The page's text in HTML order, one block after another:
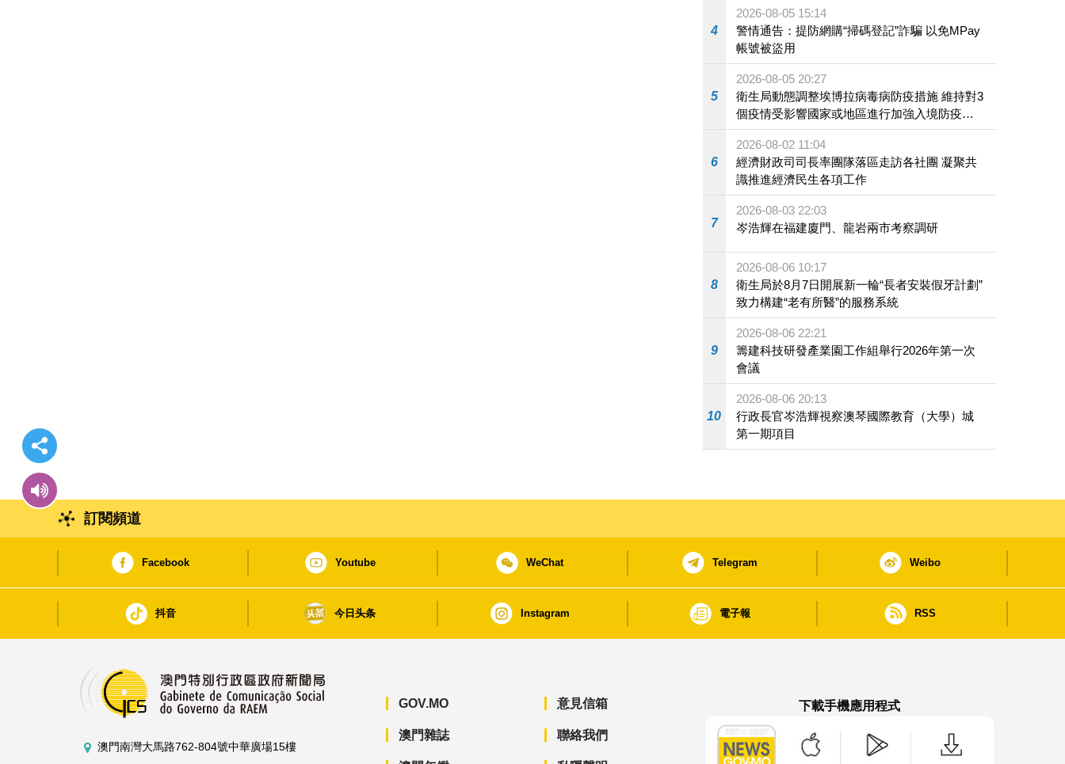
4
2026-08-05 15:14
警情通告：提防網購“掃碼登記”詐騙 以免MPay
帳號被盜用
5
2026-08-05 20:27
衛生局動態調整埃博拉病毒病防疫措施 維持對3
個疫情受影響國家或地區進行加強入境防疫措
施
6
2026-08-02 11:04
經濟財政司司長率團隊落區走訪各社團 凝聚共
識推進經濟民生各項工作
7
2026-08-03 22:03
岑浩輝在福建廈門、龍岩兩市考察調研
8
2026-08-06 10:17
衛生局於8月7日開展新一輪“長者安裝假牙計劃”
致力構建“老有所醫”的服務系統
9
2026-08-06 22:21
籌建科技研發產業園工作組舉行2026年第一次
會議
10
2026-08-06 20:13
行政長官岑浩輝視察澳琴國際教育（大學）城
第一期項目
訂閱頻道
Facebook Youtube WeChat Telegram Weibo
抖音 今日头条 Instagram 電子報 RSS
澳門南灣大馬路762-804號中華廣場15樓
GOV.MO
澳門雜誌
意見信箱
聯絡我們
下載手機應用程式